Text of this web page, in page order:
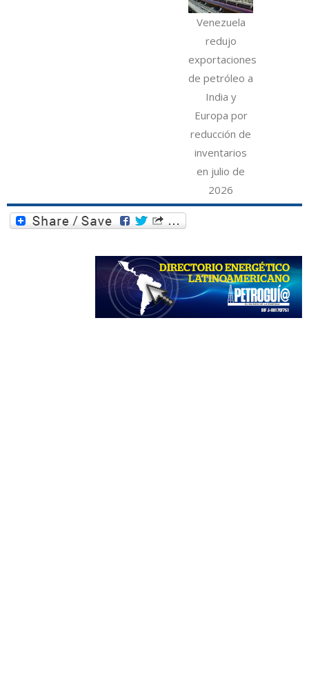
Venezuela
redujo
exportaciones
de petróleo a
India y
Europa por
reducción de
inventarios
en julio de
2026